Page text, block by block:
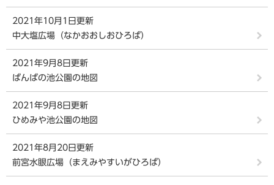
2021年10月1日更新
中大塩広場（なかおおしおひろば）
2021年9月8日更新
ばんばの池公園の地図
2021年9月8日更新
ひめみや池公園の地図
2021年8月20日更新
前宮水眼広場（まえみやすいがひろば）